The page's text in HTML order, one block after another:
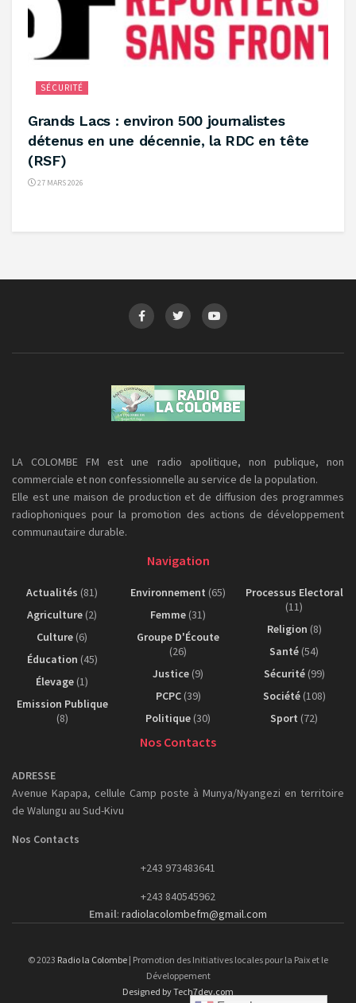
SÉCURITÉ
‎Grands Lacs : environ 500 journalistes
détenus en une décennie, la RDC en tête
(RSF) ‎
27 MARS 2026
LA COLOMBE FM est une radio apolitique, non publique, non
commerciale et non confessionnelle au service de la population.
Elle est une maison de production et de diffusion des programmes
radiophoniques pour la promotion des actions de développement
communautaire durable.
Navigation
Actualités (81)
Agriculture (2)
Culture (6)
Éducation (45)
Élevage (1)
Emission Publique
(8)
Environnement (65)
Femme (31)
Groupe D'Écoute
(26)
Justice (9)
PCPC(39)
Politique (30)
Processus Electoral
(11)
Religion (8)
Santé (54)
Sécurité(99)
Société(108)
Sport (72)
Nos Contacts
ADRESSE
Avenue Kapapa, cellule Camp poste à Munya/Nyangezi en territoire
de Walungu au Sud-Kivu
Nos Contacts
+243 973483641
+243 840545962
Email: radiolacolombefm@gmail.com
© 2023 Radio la Colombe | Promotion des Initiatives locales pour la Paix et le
Développement
Designed by Tech7dev.com